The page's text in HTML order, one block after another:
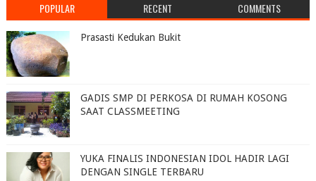
POPULAR RECENT COMMENTS
Prasasti Kedukan Bukit
GADIS SMP DI PERKOSA DI RUMAH KOSONG
SAAT CLASSMEETING
YUKA FINALIS INDONESIAN IDOL HADIR LAGI
DENGAN SINGLE TERBARU